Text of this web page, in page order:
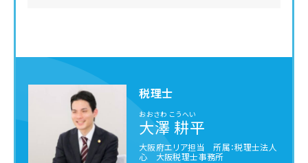
税理士
おおさわ こうへい
大澤 耕平
大阪府エリア担当 所属：税理士法人
心 大阪税理士事務所